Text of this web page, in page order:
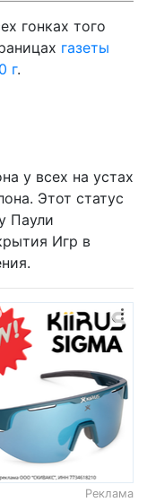
гонках того
газеты
г.
у всех на устах
Этот статус
Паули
Игр в
Реклама